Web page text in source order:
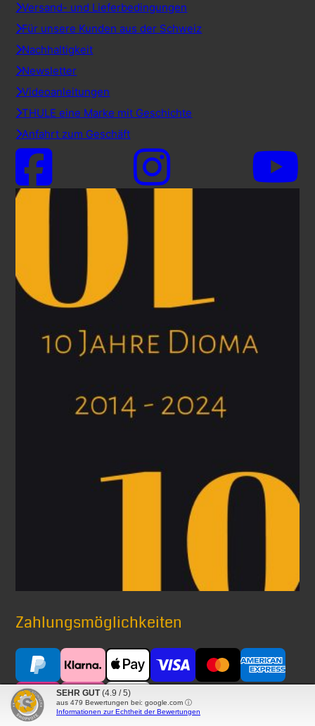
Versand- und Lieferbedingungen
Für unsere Kunden aus der Schweiz
Nachhaltigkeit
Newsletter
Videoanleitungen
THULE eine Marke mit Geschichte
Anfahrt zum Geschäft
Zahlungsmöglichkeiten
SEHR GUT (4.9 / 5)
aus 479 Bewertungen bei: google.com ⓘ
Informationen zur Echtheit der Bewertungen